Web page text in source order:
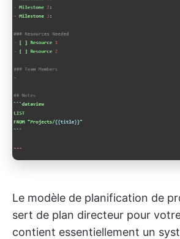
Le modèle de planification de
sert de plan directeur pour
contient essentiellement un